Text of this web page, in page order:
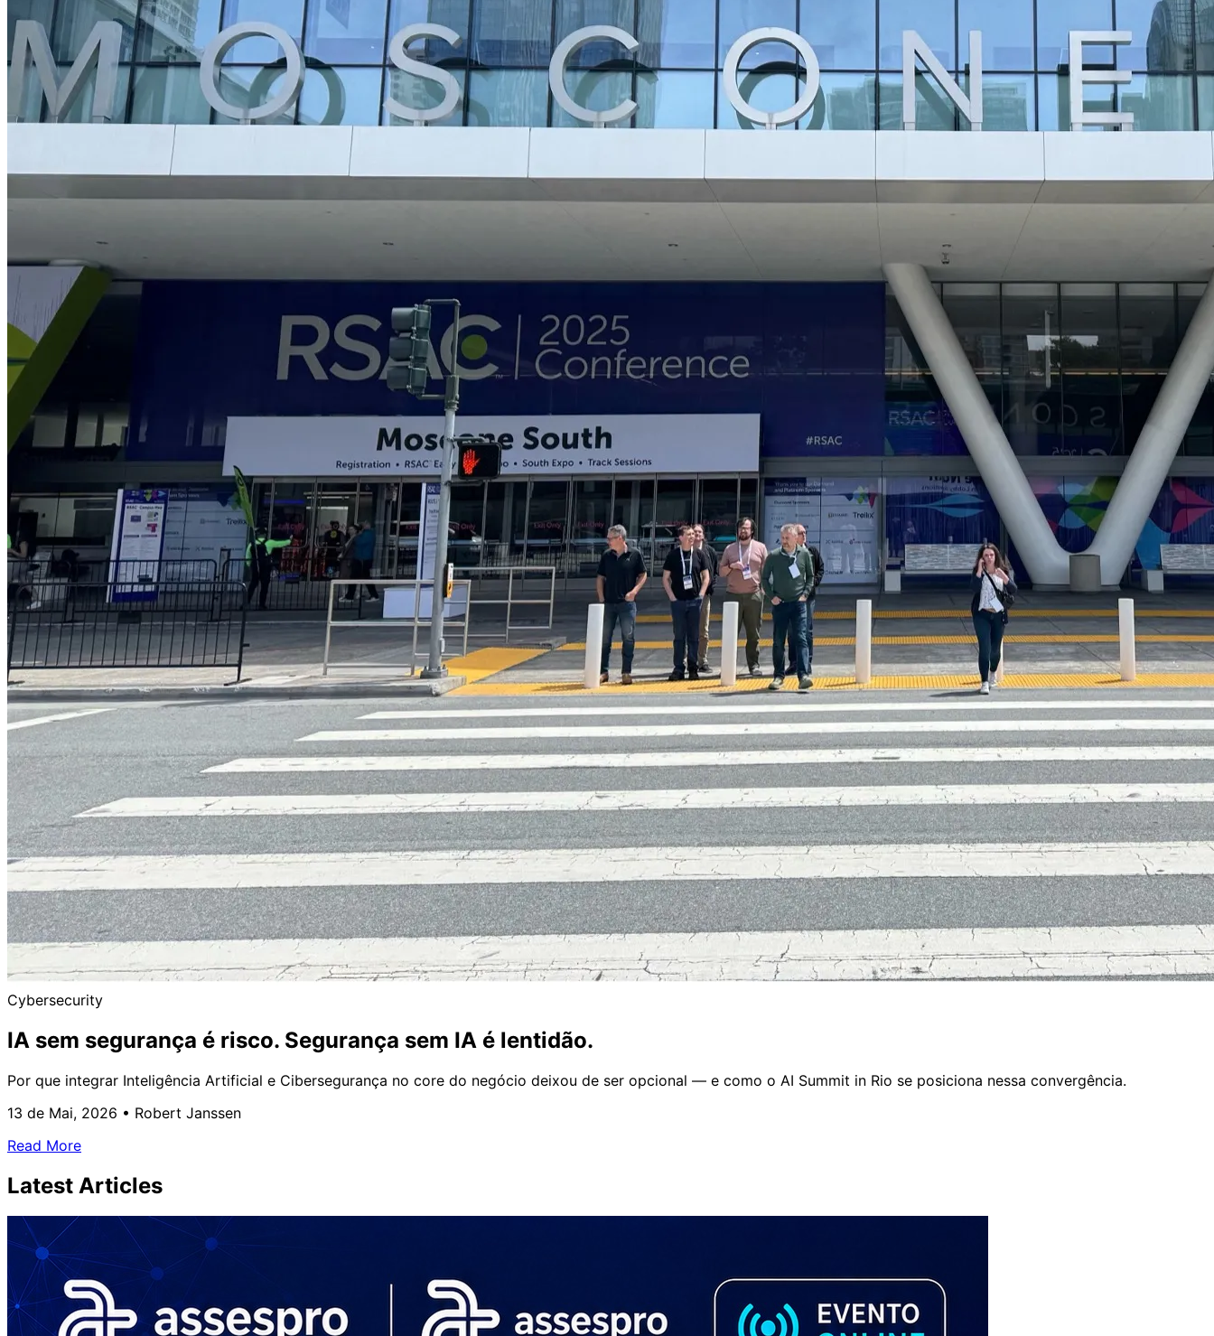
Cybersecurity
IA sem segurança é risco. Segurança sem IA é lentidão.
Por que integrar Inteligência Artificial e Cibersegurança no core do negócio deixou de ser opcional — e como o AI Summit in Rio se posiciona nessa convergência.
13 de Mai, 2026 • Robert Janssen
Read More
Latest Articles